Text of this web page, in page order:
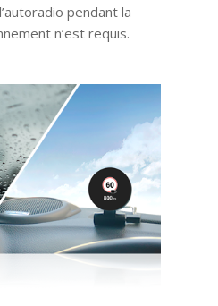
pendant la
n’est requis.